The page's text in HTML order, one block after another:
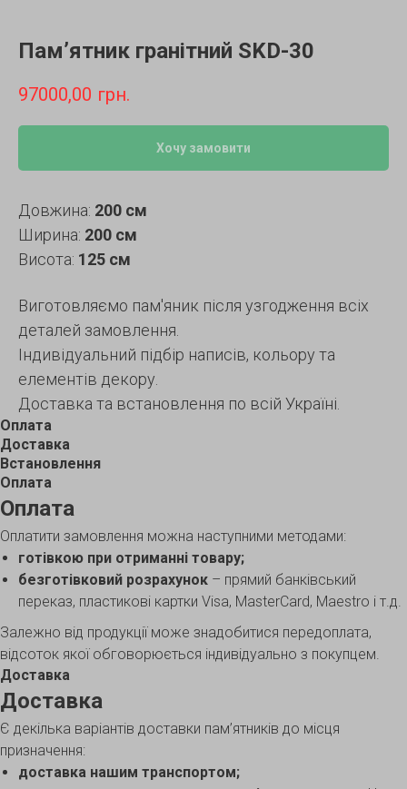
Пам’ятник гранітний SKD-30
97000,00 грн.
Хочу замовити
Довжина: 200 см
Ширина: 200 см
Висота: 125 см
Виготовляємо пам'яник після узгодження всіх
деталей замовлення.
Індивідуальний підбір написів, кольору та
елементів декору.
Доставка та встановлення по всій Україні.
Оплата
Доставка
Встановлення
Оплата
Оплата
Оплатити замовлення можна наступними методами:
готівкою при отриманні товару;
безготівковий розрахунок – прямий банківський
переказ, пластикові картки Visa, MasterCard, Maestro і т.д.
Залежно від продукції може знадобитися передоплата,
відсоток якої обговорюється індивідуально з покупцем.
Доставка
Доставка
Є декілька варіантів доставки пам’ятників до місця
призначення:
доставка нашим транспортом;